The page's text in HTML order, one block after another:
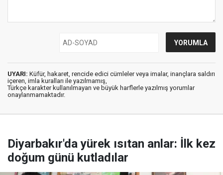
UYARI: Küfür, hakaret, rencide edici cümleler veya imalar, inançlara saldırı
içeren, imla kuralları ile yazılmamış,
Türkçe karakter kullanılmayan ve büyük harflerle yazılmış yorumlar
onaylanmamaktadır.
Diyarbakır'da yürek ısıtan anlar: İlk kez
doğum günü kutladılar